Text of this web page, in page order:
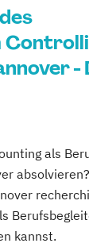
-
als
kannst.